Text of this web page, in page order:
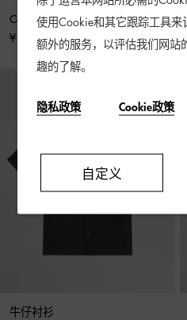
Cargo 印花水洗真丝斜纹衬衫
¥ 6,700 起
牛仔衬衫
使用Cookie和其它跟踪工具
额外的服务，以评估我们网站
趣的了解。
隐私政策 Cookie政策
自定义